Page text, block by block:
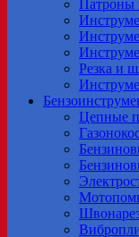
Патроны
Резка и
Цепные